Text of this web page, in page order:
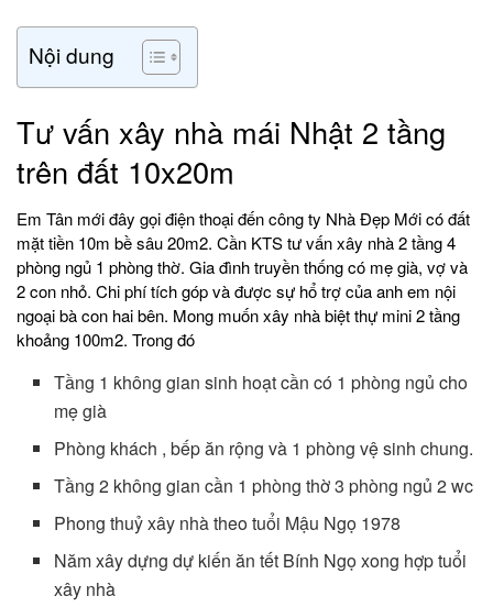
Nội dung
Tư vấn xây nhà mái Nhật 2 tầng
trên đất 10x20m
Em Tân mới đây gọi điện thoại đến công ty Nhà Đẹp Mới có đất
mặt tiền 10m bề sâu 20m2. Cần KTS tư vấn xây nhà 2 tầng 4
phòng ngủ 1 phòng thờ. Gia đình truyền thống có mẹ già, vợ và
2 con nhỏ. Chi phí tích góp và được sự hổ trợ của anh em nội
ngoại bà con hai bên. Mong muốn xây nhà biệt thự mini 2 tầng
khoảng 100m2. Trong đó
Tầng 1 không gian sinh hoạt cần có 1 phòng ngủ cho
mẹ già
Phòng khách , bếp ăn rộng và 1 phòng vệ sinh chung.
Tầng 2 không gian cần 1 phòng thờ 3 phòng ngủ 2 wc
Phong thuỷ xây nhà theo tuổi Mậu Ngọ 1978
Năm xây dựng dự kiến ăn tết Bính Ngọ xong hợp tuổi
xây nhà